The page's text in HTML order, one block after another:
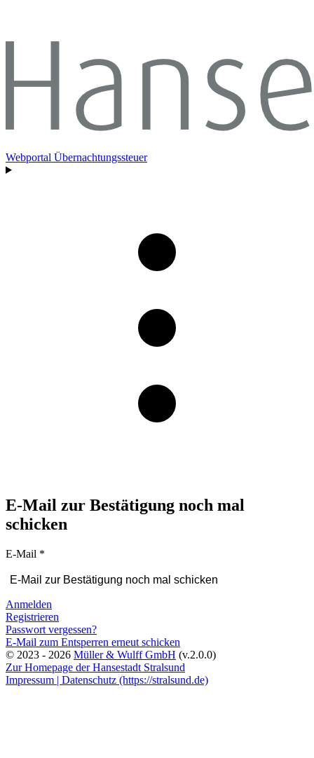
Webportal Übernachtungssteuer
E-Mail zur Bestätigung noch mal
schicken
E-Mail *
Anmelden
Registrieren
Passwort vergessen?
E-Mail zum Entsperren erneut schicken
© 2023 - 2026 Müller & Wulff GmbH (v.2.0.0)
Zur Homepage der Hansestadt Stralsund
Impressum | Datenschutz (https://stralsund.de)